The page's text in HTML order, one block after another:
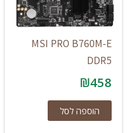
MSI PRO B760M-E
DDR5
₪458
הוספה לסל